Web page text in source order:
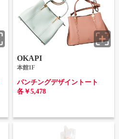
OKAPI
本館1F
パンチングデザイントート
各￥5,478